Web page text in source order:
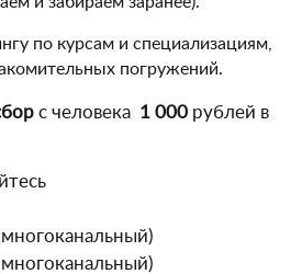
по курсам и специализациям,
погружений.
с человека 1 000 рублей в